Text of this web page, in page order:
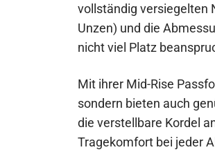
vollständig versiegelten
Unzen) und die
nicht viel Platz
Mit ihrer Mid-Rise
sondern bieten auch
die verstellbare Kordel
Tragekomfort bei jeder